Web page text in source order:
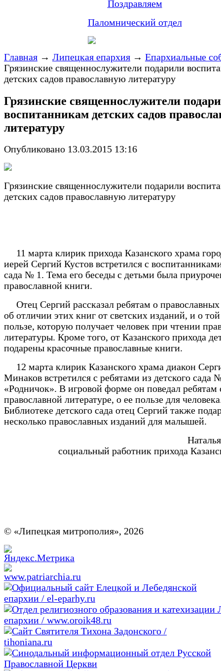
Поздравляем
Паломнический отдел
Главная → Липецкая епархия → Епархиальные
Грязинские священнослужители подарили
детских садов православную литературу
Грязинские священнослужители
воспитанникам детских садов
литературу
Опубликовано 13.03.2015 13:16
Грязинские священнослужители подарили
детских садов православную литературу
11 марта клирик прихода Казанского храма
иерей Сергий Кустов встретился с
сада № 1. Тема его беседы с детьми была
православной книги.
Отец Сергий рассказал ребятам о православных
об отличии этих книг от светских изданий, и о
пользе, которую получает человек при чтении
литературы. Кроме того, от Казанского прихода
подарены красочные православные книги.
12 марта клирик Казанского храма диакон
Минаков встретился с ребятами из детского сада
«Родничок». В игровой форме он поведал ребятам
православной литературе, о ее пользе для
Библиотеке детского сада отец Сергий также
несколько православных изданий для малышей.
социальный работник прихода
© «Липецкая митрополия», 2026